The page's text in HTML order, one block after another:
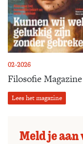
02-2026
Filosofie Magazine
Lees het magazine
Meld je